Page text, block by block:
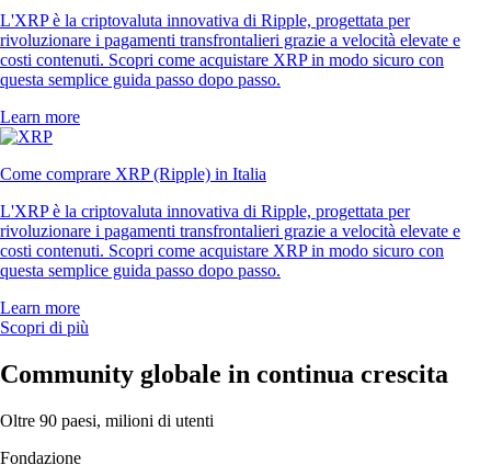
L'XRP è la criptovaluta innovativa di Ripple, progettata per
rivoluzionare i pagamenti transfrontalieri grazie a velocità elevate e
costi contenuti. Scopri come acquistare XRP in modo sicuro con
questa semplice guida passo dopo passo.
Learn more
Come comprare XRP (Ripple) in Italia
L'XRP è la criptovaluta innovativa di Ripple, progettata per
rivoluzionare i pagamenti transfrontalieri grazie a velocità elevate e
costi contenuti. Scopri come acquistare XRP in modo sicuro con
questa semplice guida passo dopo passo.
Learn more
Scopri di più
Community globale in continua crescita
Oltre 90 paesi, milioni di utenti
Fondazione